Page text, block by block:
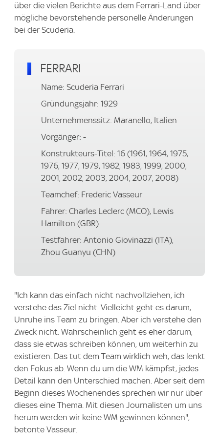
über die vielen Berichte aus dem Ferrari-Land über
mögliche bevorstehende personelle Änderungen
bei der Scuderia.
FERRARI
Name: Scuderia Ferrari
Gründungsjahr: 1929
Unternehmenssitz: Maranello, Italien
Vorgänger: -
Konstrukteurs-Titel: 16 (1961, 1964, 1975,
1976, 1977, 1979, 1982, 1983, 1999, 2000,
2001, 2002, 2003, 2004, 2007, 2008)
Teamchef: Frederic Vasseur
Fahrer: Charles Leclerc (MCO), Lewis
Hamilton (GBR)
Testfahrer: Antonio Giovinazzi (ITA),
Zhou Guanyu (CHN)
"Ich kann das einfach nicht nachvollziehen, ich
verstehe das Ziel nicht. Vielleicht geht es darum,
Unruhe ins Team zu bringen. Aber ich verstehe den
Zweck nicht. Wahrscheinlich geht es eher darum,
dass sie etwas schreiben können, um weiterhin zu
existieren. Das tut dem Team wirklich weh, das lenkt
den Fokus ab. Wenn du um die WM kämpfst, jedes
Detail kann den Unterschied machen. Aber seit dem
Beginn dieses Wochenendes sprechen wir nur über
dieses eine Thema. Mit diesen Journalisten um uns
herum werden wir keine WM gewinnen können",
betonte Vasseur.